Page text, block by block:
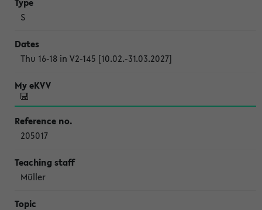
S
Thu 16-18 in V2-145 [10.02.-31.03.2027]
205017
Müller